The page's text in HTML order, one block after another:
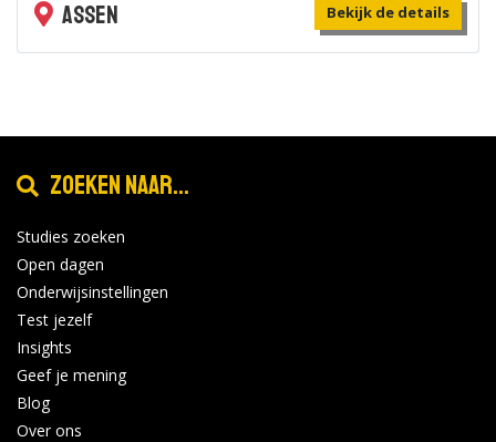
Assen Bekijk de details
Terschelling (NHL Stenden)
2 opleidingen | 3 open dagen
NHL Stenden
Amsterdam
Zoeken naar...
Studies zoeken
Open dagen
Onderwijsinstellingen
Test jezelf
Insights
Geef je mening
Blog
Over ons